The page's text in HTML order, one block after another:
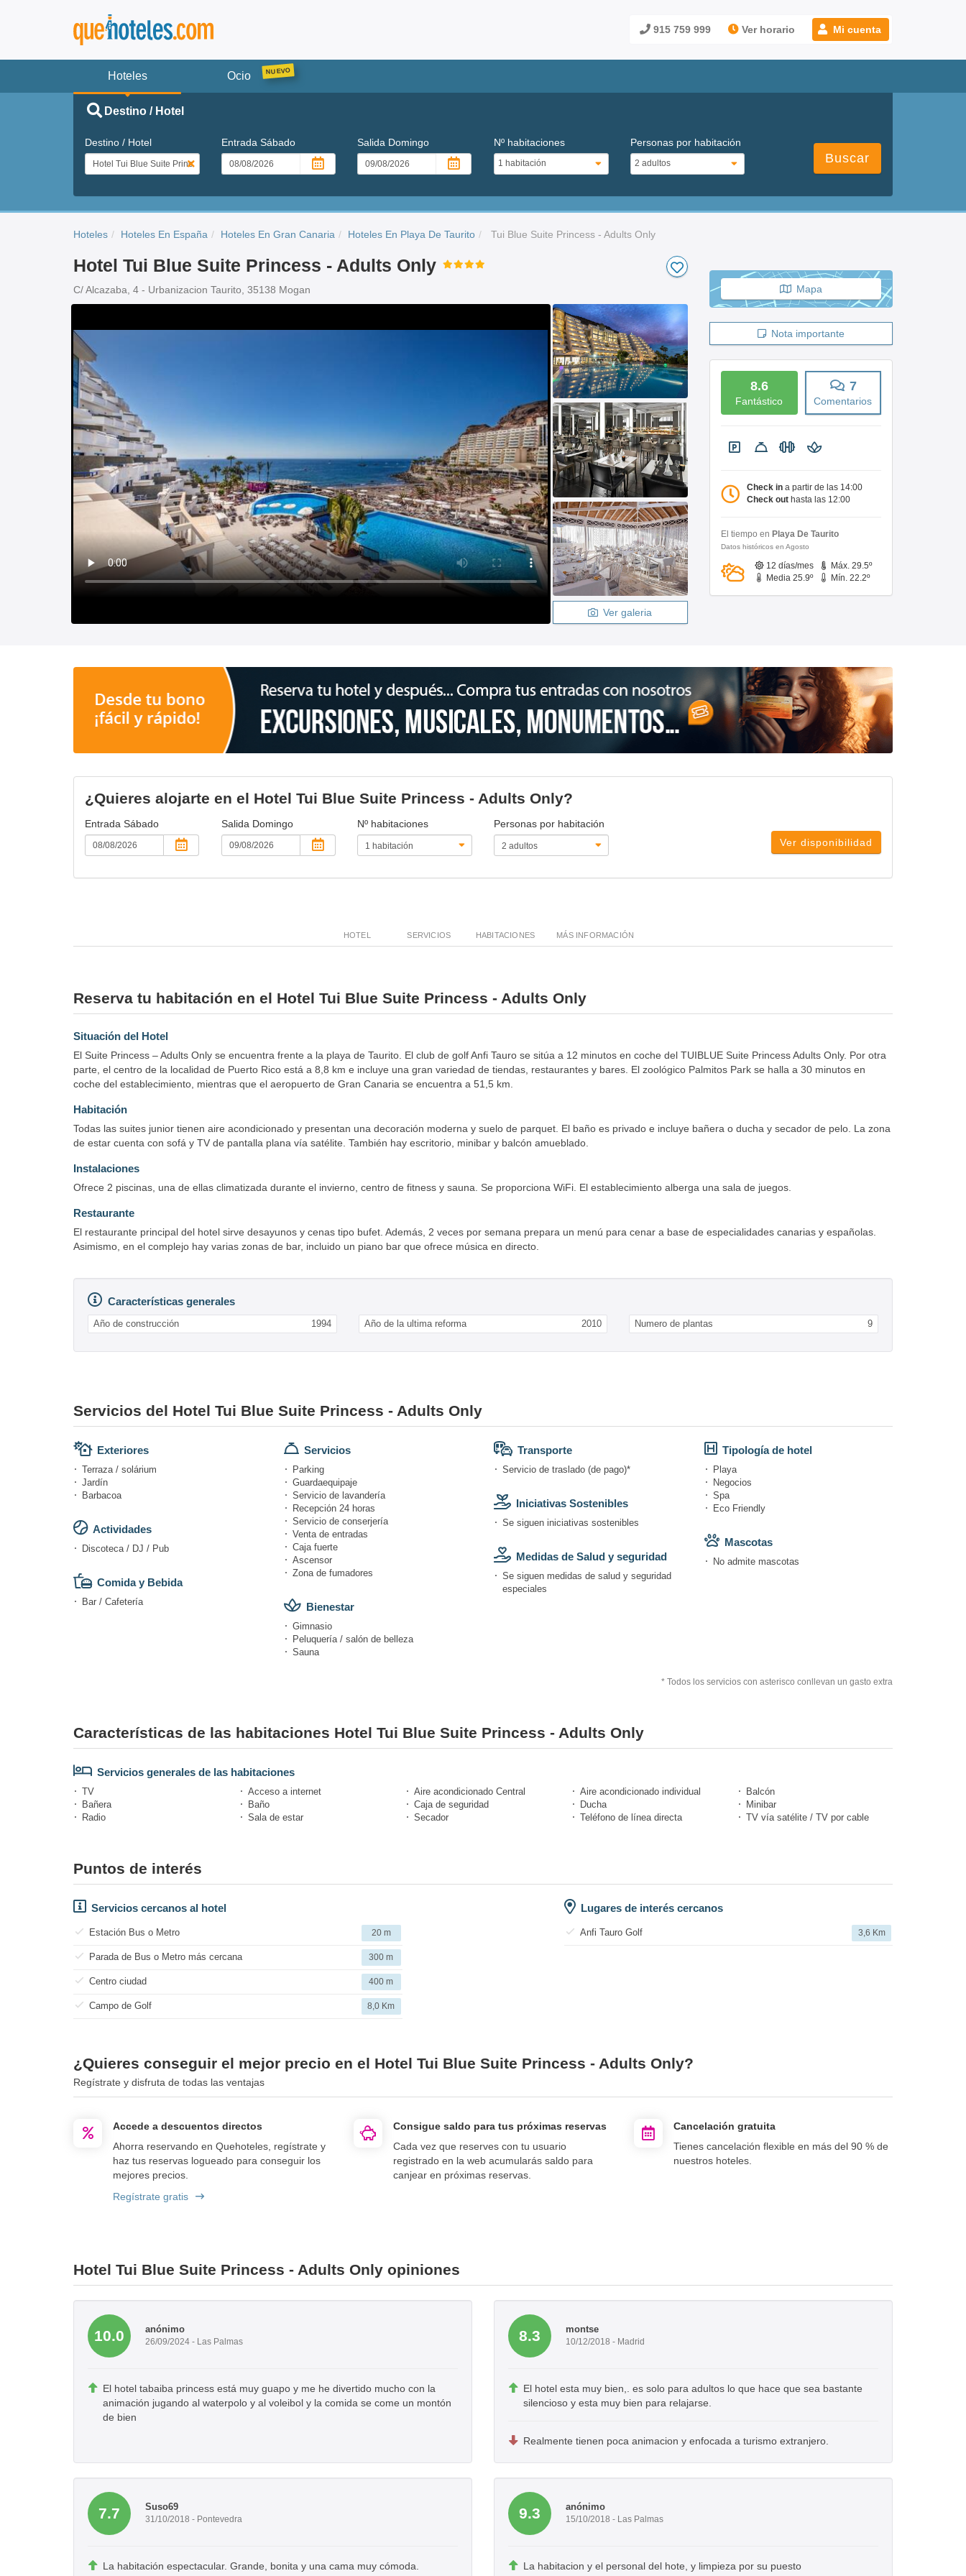
915 759 999 Ver horario Mi cuenta
Hoteles Ocio
Destino / Hotel
Destino / Hotel Entrada Sábado Salida Domingo Nº habitaciones Personas por habitación
Buscar
Hoteles Hoteles En España Hoteles En Gran Canaria Hoteles En Playa De Taurito Tui Blue Suite Princess - Adults Only
Hotel Tui Blue Suite Princess - Adults Only
C/ Alcazaba, 4 - Urbanizacion Taurito, 35138 Mogan
Ver galeria
Mapa
Nota importante
8.6
Fantástico
7
Comentarios
Check in a partir de las 14:00
Check out hasta las 12:00
El tiempo en Playa De Taurito
Datos históricos en Agosto
12 días/mes
Máx. 29.5º
Media 25.9º
Mín. 22.2º
¿Quieres alojarte en el Hotel Tui Blue Suite Princess - Adults Only?
Entrada Sábado Salida Domingo Nº habitaciones
Personas por habitación
Ver disponibilidad
HOTEL SERVICIOS HABITACIONES MÁS INFORMACIÓN
Reserva tu habitación en el Hotel Tui Blue Suite Princess - Adults Only
Situación del Hotel
El Suite Princess – Adults Only se encuentra frente a la playa de Taurito. El club de golf Anfi Tauro se sitúa a 12 minutos en coche del TUIBLUE Suite Princess Adults Only. Por otra
parte, el centro de la localidad de Puerto Rico está a 8,8 km e incluye una gran variedad de tiendas, restaurantes y bares. El zoológico Palmitos Park se halla a 30 minutos en
coche del establecimiento, mientras que el aeropuerto de Gran Canaria se encuentra a 51,5 km.
Habitación
Todas las suites junior tienen aire acondicionado y presentan una decoración moderna y suelo de parquet. El baño es privado e incluye bañera o ducha y secador de pelo. La zona
de estar cuenta con sofá y TV de pantalla plana vía satélite. También hay escritorio, minibar y balcón amueblado.
Instalaciones
Ofrece 2 piscinas, una de ellas climatizada durante el invierno, centro de fitness y sauna. Se proporciona WiFi. El establecimiento alberga una sala de juegos.
Restaurante
El restaurante principal del hotel sirve desayunos y cenas tipo bufet. Además, 2 veces por semana prepara un menú para cenar a base de especialidades canarias y españolas.
Asimismo, en el complejo hay varias zonas de bar, incluido un piano bar que ofrece música en directo.
Características generales
Año de construcción 1994 Año de la ultima reforma 2010 Numero de plantas 9
Servicios del Hotel Tui Blue Suite Princess - Adults Only
Exteriores
Terraza / solárium
Jardín
Barbacoa
Actividades
Discoteca / DJ / Pub
Comida y Bebida
Bar / Cafetería
Servicios
Parking
Guardaequipaje
Servicio de lavandería
Recepción 24 horas
Servicio de conserjería
Venta de entradas
Caja fuerte
Ascensor
Zona de fumadores
Bienestar
Gimnasio
Peluquería / salón de belleza
Sauna
Transporte
Servicio de traslado (de pago)*
Iniciativas Sostenibles
Se siguen iniciativas sostenibles
Medidas de Salud y seguridad
Se siguen medidas de salud y seguridad
especiales
Tipología de hotel
Playa
Negocios
Spa
Eco Friendly
Mascotas
No admite mascotas
* Todos los servicios con asterisco conllevan un gasto extra
Características de las habitaciones Hotel Tui Blue Suite Princess - Adults Only
Servicios generales de las habitaciones
TV Acceso a internet Aire acondicionado Central Aire acondicionado individual
Balcón
Bañera
Baño Caja de seguridad Ducha
Minibar
Radio
Sala de estar Secador Teléfono de línea directa TV vía satélite / TV por cable
Puntos de interés
Servicios cercanos al hotel
Estación Bus o Metro 20 m
Parada de Bus o Metro más cercana 300 m
Centro ciudad 400 m
Campo de Golf 8,0 Km
Lugares de interés cercanos
Anfi Tauro Golf 3,6 Km
¿Quieres conseguir el mejor precio en el Hotel Tui Blue Suite Princess - Adults Only?
Regístrate y disfruta de todas las ventajas
Accede a descuentos directos
Ahorra reservando en Quehoteles, regístrate y
haz tus reservas logueado para conseguir los
mejores precios.
Regístrate gratis
Consigue saldo para tus próximas reservas
Cada vez que reserves con tu usuario
registrado en la web acumularás saldo para
canjear en próximas reservas.
Cancelación gratuita
Tienes cancelación flexible en más del 90 % de
nuestros hoteles.
Hotel Tui Blue Suite Princess - Adults Only opiniones
10.0 anónimo
26/09/2024 - Las Palmas
El hotel tabaiba princess está muy guapo y me he divertido mucho con la
animación jugando al waterpolo y al voleibol y la comida se come un montón
de bien
8.3 montse
10/12/2018 - Madrid
El hotel esta muy bien,. es solo para adultos lo que hace que sea bastante
silencioso y esta muy bien para relajarse.
Realmente tienen poca animacion y enfocada a turismo extranjero.
7.7 Suso69
31/10/2018 - Pontevedra
La habitación espectacular. Grande, bonita y una cama muy cómoda.
9.3 anónimo
15/10/2018 - Las Palmas
La habitacion y el personal del hote, y limpieza por su puesto